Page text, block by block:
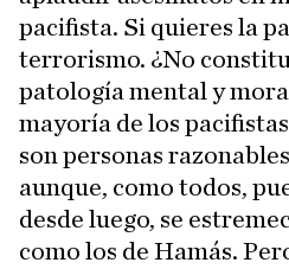
pacifista. Si quieres la
terrorismo. ¿No
patología mental y
mayoría de los
son personas
aunque, como todos,
desde luego, se
como los de Hamás.